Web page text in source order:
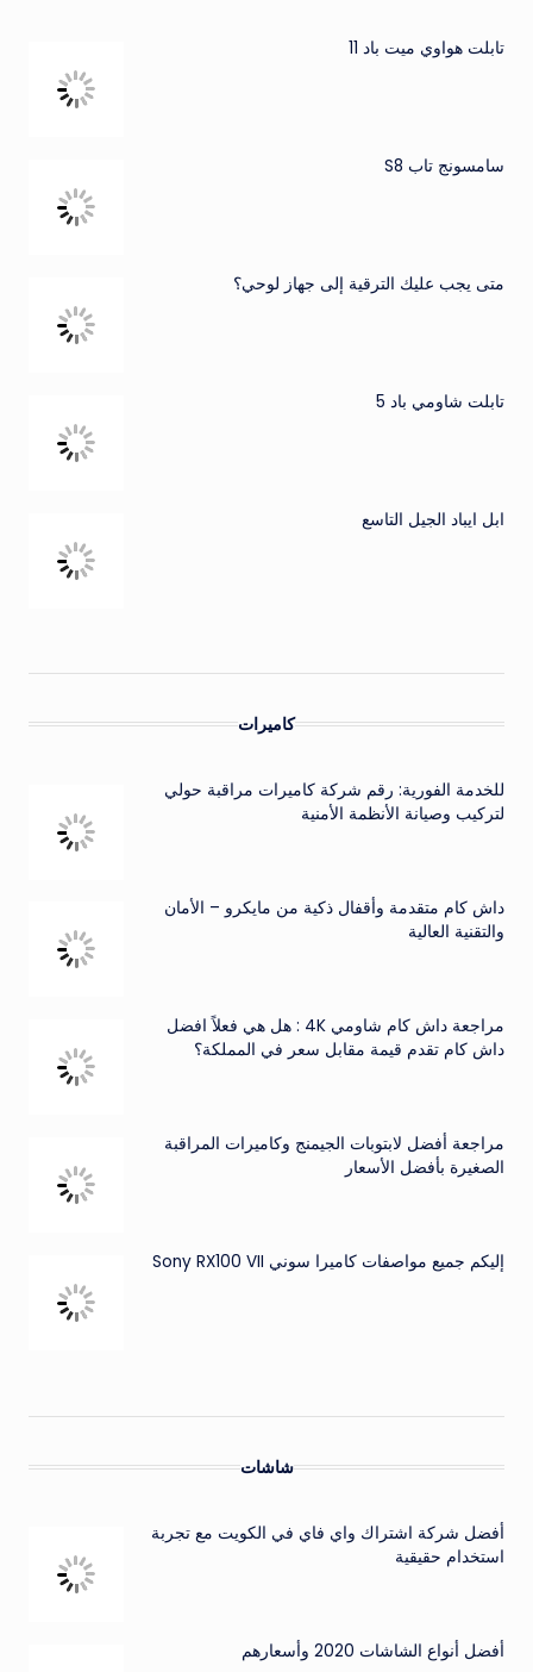
تابلت هواوي ميت باد 11
سامسونج تاب S8
متى يجب عليك الترقية إلى جهاز لوحي؟
تابلت شاومي باد 5
ابل ايباد الجيل التاسع
كاميرات
للخدمة الفورية: رقم شركة كاميرات مراقبة حولي
لتركيب وصيانة الأنظمة الأمنية
داش كام متقدمة وأقفال ذكية من مايكرو – الأمان
والتقنية العالية
مراجعة داش كام شاومي 4K : هل هي فعلاً افضل
داش كام تقدم قيمة مقابل سعر في المملكة؟
مراجعة أفضل لابتوبات الجيمنج وكاميرات المراقبة
الصغيرة بأفضل الأسعار
إليكم جميع مواصفات كاميرا سوني Sony RX100 VII
شاشات
أفضل شركة اشتراك واي فاي في الكويت مع تجربة
استخدام حقيقية
أفضل أنواع الشاشات 2020 وأسعارهم